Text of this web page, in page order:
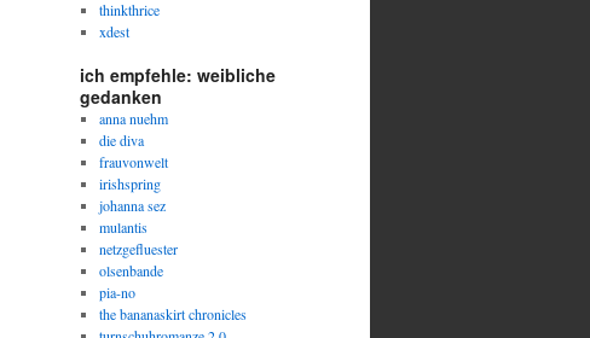
thinkthrice
xdest
ich empfehle: weibliche
gedanken
anna nuehm
die diva
frauvonwelt
irishspring
johanna sez
mulantis
netzgefluester
olsenbande
pia-no
the bananaskirt chronicles